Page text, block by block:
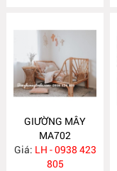
GIƯỜNG MÂY
MA702
Giá: LH - 0938 423
805